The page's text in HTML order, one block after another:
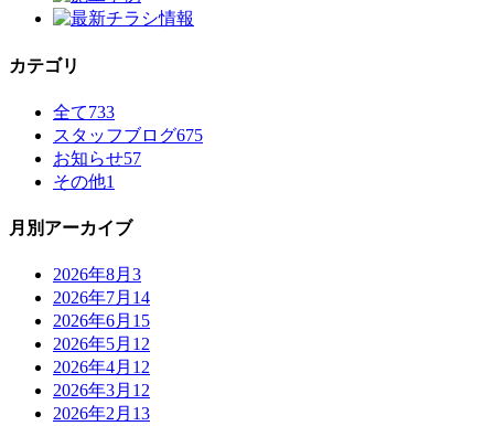
カテゴリ
全て733
スタッフブログ675
お知らせ57
その他1
月別アーカイブ
2026年8月 3
2026年7月 14
2026年6月 15
2026年5月 12
2026年4月 12
2026年3月 12
2026年2月 13